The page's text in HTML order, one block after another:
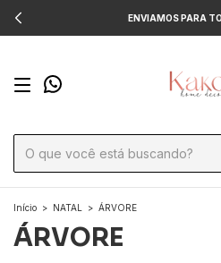
ENVIAMOS PARA
Início > NATAL > ÁRVORE
ÁRVORE